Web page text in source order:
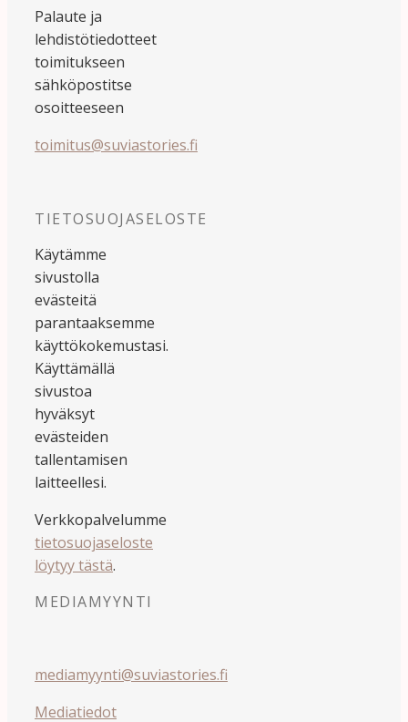
Palaute ja
lehdistötiedotteet
toimitukseen
sähköpostitse
osoitteeseen
toimitus@suviastories.fi
TIETOSUOJASELOSTE
Käytämme
sivustolla
evästeitä
parantaaksemme
käyttökokemustasi.
Käyttämällä
sivustoa
hyväksyt
evästeiden
tallentamisen
laitteellesi.
Verkkopalvelumme
tietosuojaseloste
löytyy tästä.
MEDIAMYYNTI
mediamyynti@suviastories.fi
Mediatiedot